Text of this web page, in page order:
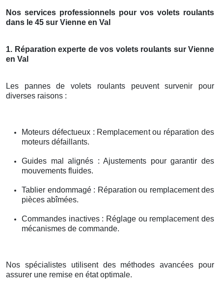
Nos services professionnels pour vos volets roulants
dans le 45 sur Vienne en Val
1. Réparation experte de vos volets roulants sur Vienne
en Val
Les pannes de volets roulants peuvent survenir pour
diverses raisons :
Moteurs défectueux : Remplacement ou réparation des
moteurs défaillants.
Guides mal alignés : Ajustements pour garantir des
mouvements fluides.
Tablier endommagé : Réparation ou remplacement des
pièces abîmées.
Commandes inactives : Réglage ou remplacement des
mécanismes de commande.
Nos spécialistes utilisent des méthodes avancées pour
assurer une remise en état optimale.